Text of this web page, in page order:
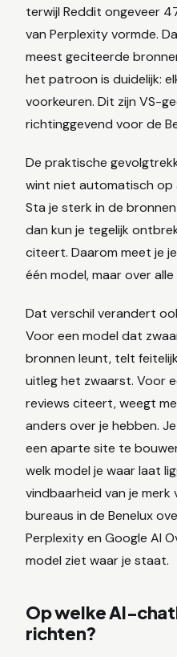
terwijl Reddit ongeveer
van Perplexity vormde.
meest geciteerde
het patroon is duidelijk:
voorkeuren. Dit zijn VS-
richtinggevend voor de
De praktische
wint niet automatisch op
Sta je sterk in de
dan kun je tegelijk
citeert. Daarom meet je
één model, maar over
Dat verschil verandert
Voor een model dat
bronnen leunt, telt
uitleg het zwaarst. Voor
reviews citeert, weegt
anders over je hebben.
een aparte site te
welk model je waar laat
vindbaarheid van je merk
bureaus in de Benelux
Perplexity en Google AI
model ziet waar je staat.
Op welke AI-
richten?